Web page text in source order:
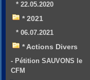
* 22.05.2020
* 2021
* 06.07.2021
* Actions Divers
- Pétition SAUVONS le
CFM